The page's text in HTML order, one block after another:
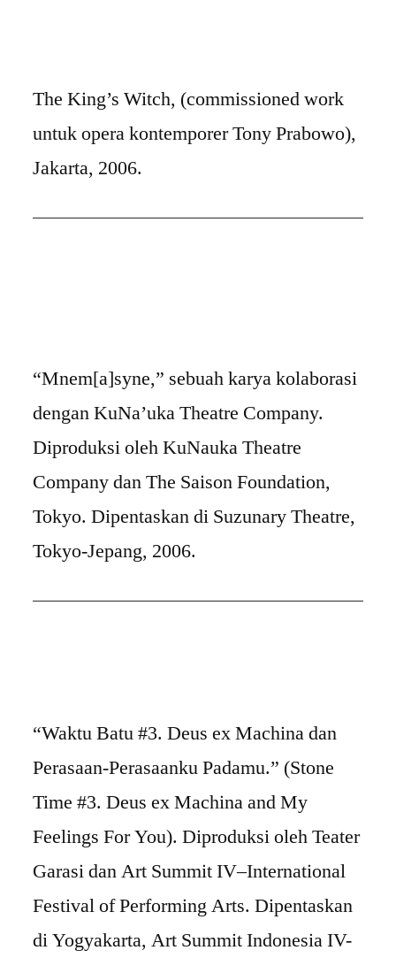
The King’s Witch, (commissioned work
untuk opera kontemporer Tony Prabowo),
Jakarta, 2006.
“Mnem[a]syne,” sebuah karya kolaborasi
dengan KuNa’uka Theatre Company.
Diproduksi oleh KuNauka Theatre
Company dan The Saison Foundation,
Tokyo. Dipentaskan di Suzunary Theatre,
Tokyo-Jepang, 2006.
“Waktu Batu #3. Deus ex Machina dan
Perasaan-Perasaanku Padamu.” (Stone
Time #3. Deus ex Machina and My
Feelings For You). Diproduksi oleh Teater
Garasi dan Art Summit IV–International
Festival of Performing Arts. Dipentaskan
di Yogyakarta, Art Summit Indonesia IV-